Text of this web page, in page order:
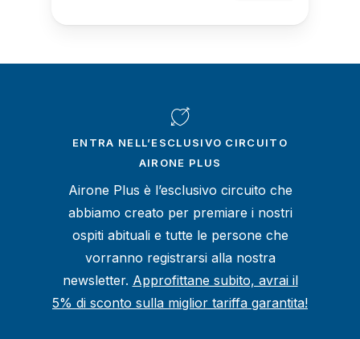
ENTRA NELL’ESCLUSIVO CIRCUITO
AIRONE PLUS
Airone Plus è l’esclusivo circuito che
abbiamo creato per premiare i nostri
ospiti abituali e tutte le persone che
vorranno registrarsi alla nostra
newsletter. Approfittane subito, avrai il
5% di sconto sulla miglior tariffa garantita!